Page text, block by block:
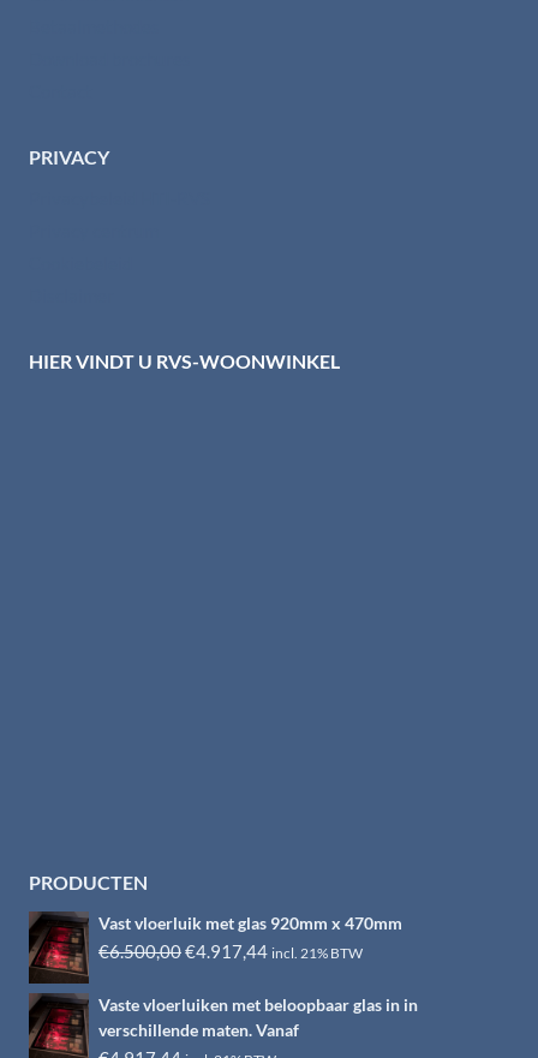
PRIVACY
HIER VINDT U RVS-WOONWINKEL
PRODUCTEN
Vast vloerluik met glas 920mm x 470mm
€6.500,00Oorspronkelijke
was:
€6.500,00.
€4.917,44Huidige
is:
€4.917,44.
incl. 21% BTW
Vaste vloerluiken met beloopbaar glas in in
verschillende maten. Vanaf